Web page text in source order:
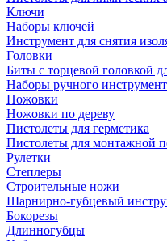
Ключи
Наборы ключей
Инструмент для снятия
Головки
Биты с торцевой головкой
Наборы ручного
Ножовки
Ножовки по дереву
Пистолеты для герметика
Пистолеты для монтажной
Рулетки
Степлеры
Строительные ножи
Шарнирно-губцевый
Бокорезы
Длинногубцы